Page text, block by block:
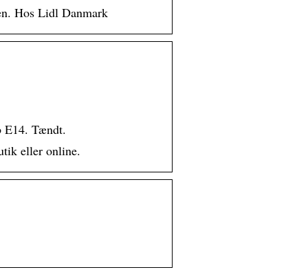
Hos Lidl Danmark
E14. Tændt.
eller online.